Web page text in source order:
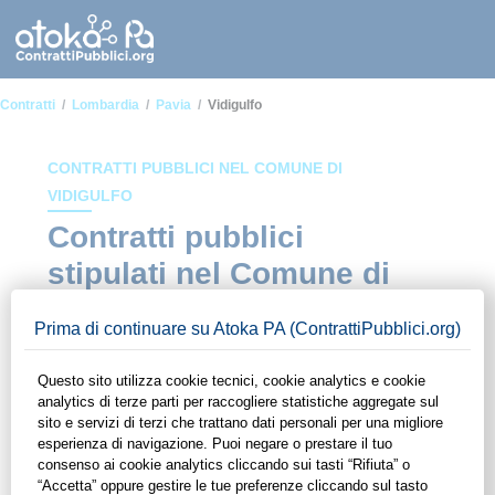
Contratti Lombardia Pavia Vidigulfo
CONTRATTI PUBBLICI NEL COMUNE DI
VIDIGULFO
Contratti pubblici
stipulati nel Comune di
all'interno del Comune di Vidigulfo. Grazie alle funzionalità di
ContrattiPubblici.org potrai monitorare la scadenza dei
contratti pubblici di tuo interesse e programmare la tua attività
commerciale con le Pubbliche Amministrazioni con largo
anticipo. Il servizio di ContrattiPubblici.org offre agli utenti 7
giorni di prova gratuiti per avere l'opportunità di conoscere e